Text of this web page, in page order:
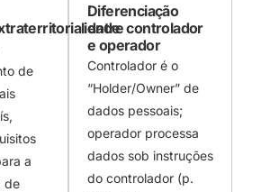
de
a
de
Diferenciação
entre controlador
e operador
Controlador é o
“Holder/Owner” de
dados pessoais;
operador processa
dados sob instruções
do controlador (p.